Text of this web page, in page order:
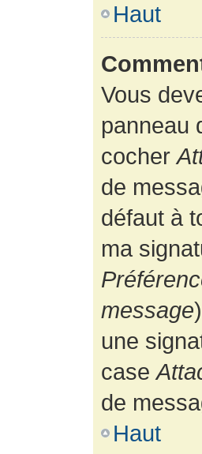
Haut
Vous
panneau
cocher
de
défaut à
ma
message
une
case
de
Haut